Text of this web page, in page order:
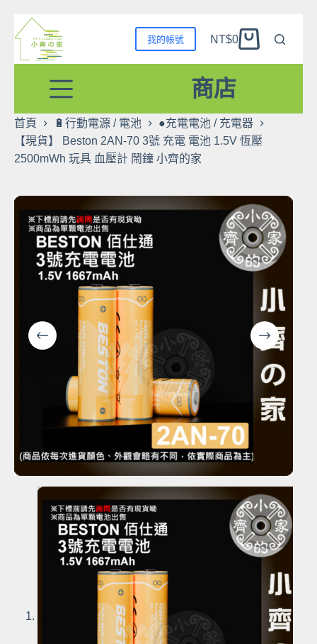
至
主
容
我的帳號
購
物
車
NT$0
商店
首頁 🔋行動電源 / 電池
●充電電池 / 充電器
【現貨】 Beston 2AN-70 3號 充電 電池 1.5V 恆壓
2500mWh 玩具 血壓計 鬧鐘 小齊的家